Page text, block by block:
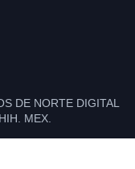
DE NORTE DIGITAL
MEX.